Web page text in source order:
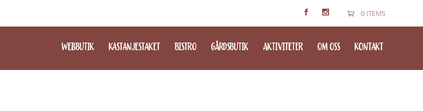
0 ITEMS
WEBBUTIK KASTANJESTAKET BISTRO GÅRDSBUTIK AKTIVITETER OM OSS KONTAKT